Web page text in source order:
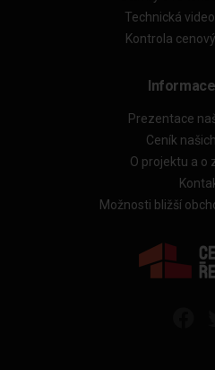
Technická
Kontrola
Prezentace
Ceník
O projektu a o
Možnosti bližší